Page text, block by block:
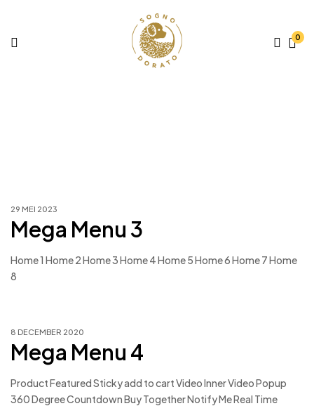
0
29 MEI 2023
Mega Menu 3
Home 1 Home 2 Home 3 Home 4 Home 5 Home 6 Home 7 Home
8
8 DECEMBER 2020
Mega Menu 4
Product Featured Sticky add to cart Video Inner Video Popup
360 Degree Countdown Buy Together Notify Me Real Time